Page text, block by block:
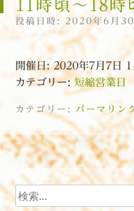
11時頃〜18時
投稿日時: 2020年6月30
開催日: 2020年7月7日
カテゴリー: 短縮営業日
カテゴリー: パーマリン
投稿ナビゲーション
検索